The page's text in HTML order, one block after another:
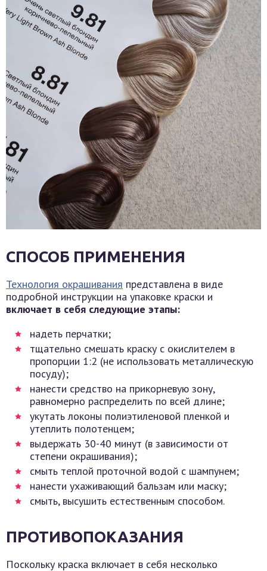
СПОСОБ ПРИМЕНЕНИЯ
Технология окрашивания представлена в виде
подробной инструкции на упаковке краски и
включает в себя следующие этапы:
надеть перчатки;
тщательно смешать краску с окислителем в
пропорции 1:2 (не использовать металлическую
посуду);
нанести средство на прикорневую зону,
равномерно распределить по всей длине;
укутать локоны полиэтиленовой пленкой и
утеплить полотенцем;
выдержать 30-40 минут (в зависимости от
степени окрашивания);
смыть теплой проточной водой с шампунем;
нанести ухаживающий бальзам или маску;
смыть, высушить естественным способом.
ПРОТИВОПОКАЗАНИЯ
Поскольку краска включает в себя несколько